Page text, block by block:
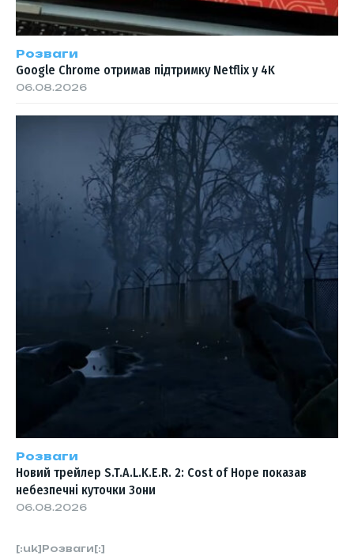
[:uk]Розваги[:]
Розваги
Google Chrome отримав підтримку Netflix у 4K
06.08.2026
Розваги
Новий трейлер S.T.A.L.K.E.R. 2: Cost of Hope показав
небезпечні куточки Зони
06.08.2026